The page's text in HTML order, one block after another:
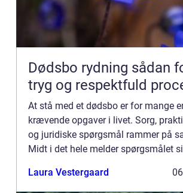
Dødsbo rydning sådan foregår en
tryg og respektfuld
At stå med et dødsbo er for mange
krævende opgaver i livet. Sorg,
og juridiske spørgsmål rammer på
Midt i det hele melder spørgsmålet
ordentlig måde? ...
Laura Vestergaard